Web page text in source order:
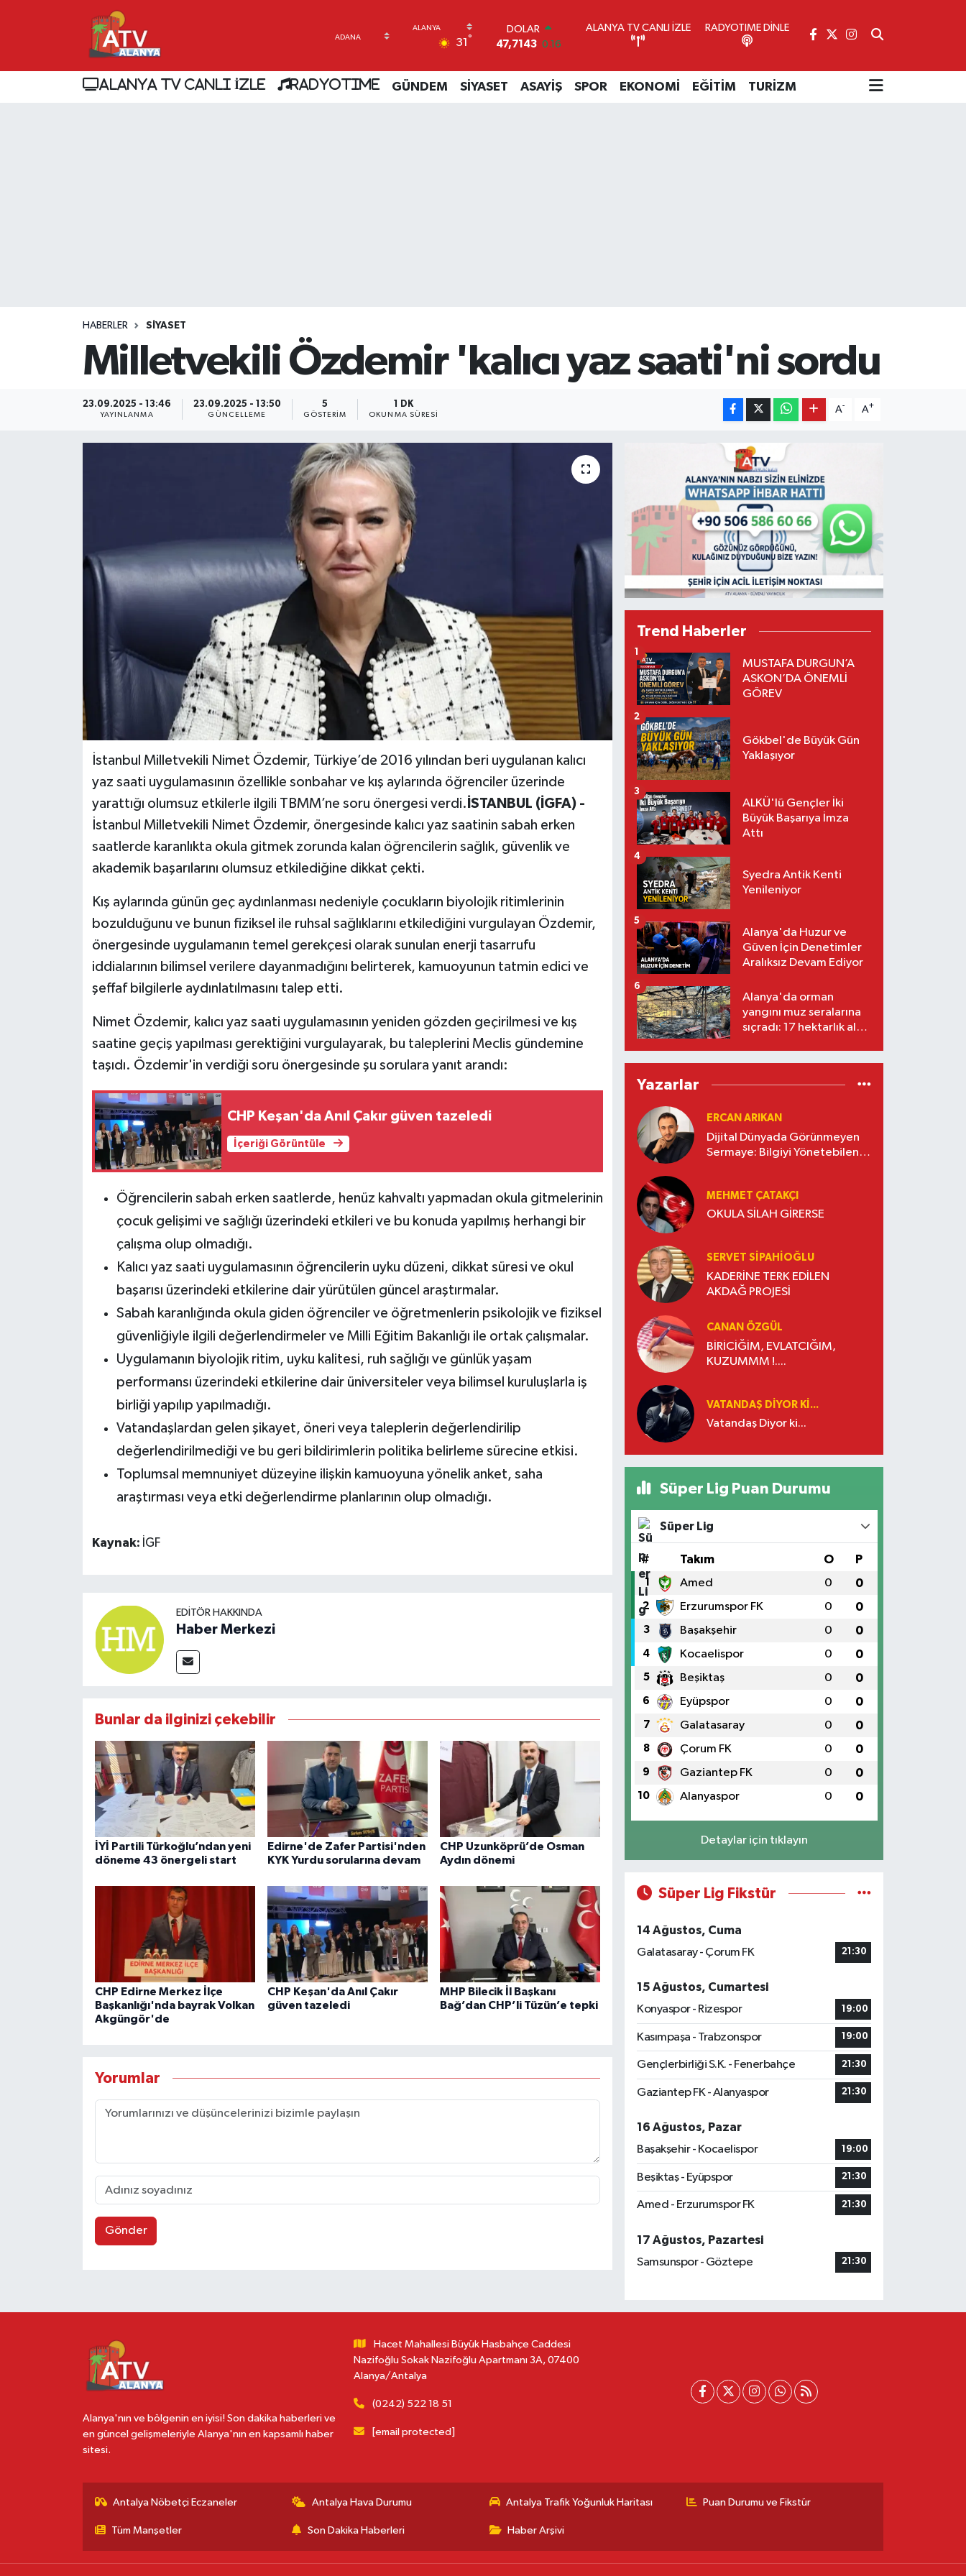
31 °
DOLAR
47,7143 0.16
55,0317 -0.02
STERLİN
ALANYA TV CANLI İZLE RADYOTIME DİNLE
ALANYA TV CANLI İZLE RADYOTIME GÜNDEM SİYASET ASAYİŞ SPOR EKONOMİ EĞİTİM TURİZM
HABERLER SİYASET
Milletvekili Özdemir 'kalıcı yaz saati'ni sordu
23.09.2025 - 13:46
YAYINLANMA
23.09.2025 - 13:50
GÜNCELLEME
5
GÖSTERIM
1 DK
OKUNMA SÜRESI
A- A+
İstanbul Milletvekili Nimet Özdemir, Türkiye’de 2016 yılından beri uygulanan kalıcı
yaz saati uygulamasının özellikle sonbahar ve kış aylarında öğrenciler üzerinde
yarattığı olumsuz etkilerle ilgili TBMM’ne soru önergesi verdi. İSTANBUL (İGFA) -
İstanbul Milletvekili Nimet Özdemir, önergesinde kalıcı yaz saatinin sabah erken
saatlerde karanlıkta okula gitmek zorunda kalan öğrencilerin sağlık, güvenlik ve
akademik başarılarını olumsuz etkilediğine dikkat çekti.
Kış aylarında günün geç aydınlanması nedeniyle çocukların biyolojik ritimlerinin
bozulduğunu ve bunun fiziksel ile ruhsal sağlıklarını etkilediğini vurgulayan Özdemir,
önergesinde uygulamanın temel gerekçesi olarak sunulan enerji tasarrufu
iddialarının bilimsel verilere dayanmadığını belirterek, kamuoyunun tatmin edici ve
şeffaf bilgilerle aydınlatılmasını talep etti.
Nimet Özdemir, kalıcı yaz saati uygulamasının yeniden gözden geçirilmesi ve kış
saatine geçiş yapılması gerektiğini vurgulayarak, bu taleplerini Meclis gündemine
taşıdı. Özdemir'in verdiği soru önergesinde şu sorulara yanıt arandı:
CHP Keşan'da Anıl Çakır güven tazeledi
İçeriği Görüntüle
Öğrencilerin sabah erken saatlerde, henüz kahvaltı yapmadan okula gitmelerinin
çocuk gelişimi ve sağlığı üzerindeki etkileri ve bu konuda yapılmış herhangi bir
çalışma olup olmadığı.
Kalıcı yaz saati uygulamasının öğrencilerin uyku düzeni, dikkat süresi ve okul
başarısı üzerindeki etkilerine dair yürütülen güncel araştırmalar.
Sabah karanlığında okula giden öğrenciler ve öğretmenlerin psikolojik ve fiziksel
güvenliğiyle ilgili değerlendirmeler ve Milli Eğitim Bakanlığı ile ortak çalışmalar.
Uygulamanın biyolojik ritim, uyku kalitesi, ruh sağlığı ve günlük yaşam
performansı üzerindeki etkilerine dair üniversiteler veya bilimsel kuruluşlarla iş
birliği yapılıp yapılmadığı.
Vatandaşlardan gelen şikayet, öneri veya taleplerin değerlendirilip
değerlendirilmediği ve bu geri bildirimlerin politika belirleme sürecine etkisi.
Toplumsal memnuniyet düzeyine ilişkin kamuoyuna yönelik anket, saha
araştırması veya etki değerlendirme planlarının olup olmadığı.
Kaynak: İGF
EDITÖR HAKKINDA
Haber Merkezi
Bunlar da ilginizi çekebilir
İYİ Partili Türkoğlu’ndan yeni
döneme 43 önergeli start
Edirne'de Zafer Partisi'nden
KYK Yurdu sorularına devam
CHP Uzunköprü’de Osman
Aydın dönemi
CHP Edirne Merkez İlçe
Başkanlığı'nda bayrak Volkan
Akgüngör'de
CHP Keşan'da Anıl Çakır
güven tazeledi
MHP Bilecik İl Başkanı
Bağ’dan CHP’li Tüzün’e tepki
Yorumlar
Gönder
Trend Haberler
MUSTAFA DURGUN’A
ASKON’DA ÖNEMLİ
GÖREV
1
Gökbel'de Büyük Gün
Yaklaşıyor
2
ALKÜ'lü Gençler İki
Büyük Başarıya İmza
Attı
3
Syedra Antik Kenti
Yenileniyor
4
Alanya'da Huzur ve
Güven İçin Denetimler
Aralıksız Devam Ediyor
5
Alanya'da orman
yangını muz seralarına
sıçradı: 17 hektarlık alan
6
Yazarlar
ERCAN ARIKAN
Dijital Dünyada Görünmeyen
Sermaye: Bilgiyi Yönetebilen
MEHMET ÇATAKÇI
OKULA SİLAH GİRERSE
SERVET SİPAHİOĞLU
KADERİNE TERK EDİLEN
AKDAĞ PROJESİ
CANAN ÖZGÜL
BİRİCİĞİM, EVLATCIĞIM,
KUZUMMM !....
VATANDAŞ DIYOR KI...
Vatandaş Diyor ki...
Süper Lig Puan Durumu
Süper Lig
# Takım O P
1 Amed 0 0
2 Erzurumspor FK 0 0
3 Başakşehir 0 0
4 Kocaelispor 0 0
5 Beşiktaş 0 0
6 Eyüpspor 0 0
7 Galatasaray 0 0
8 Çorum FK 0 0
9 Gaziantep FK 0 0
10 Alanyaspor 0 0
Detaylar için tıklayın
Süper Lig Fikstür
14 Ağustos, Cuma
Galatasaray - Çorum FK
21:30
15 Ağustos, Cumartesi
Konyaspor - Rizespor
19:00
Kasımpaşa - Trabzonspor 19:00
Gençlerbirliği S.K. - Fenerbahçe 21:30
Gaziantep FK - Alanyaspor 21:30
16 Ağustos, Pazar
Başakşehir - Kocaelispor
19:00
Beşiktaş - Eyüpspor 21:30
Amed - Erzurumspor FK 21:30
17 Ağustos, Pazartesi
Samsunspor - Göztepe
21:30
Alanya'nın ve bölgenin en iyisi! Son dakika haberleri ve
en güncel gelişmeleriyle Alanya'nın en kapsamlı haber
sitesi.
Hacet Mahallesi Büyük Hasbahçe Caddesi
Nazifoğlu Sokak Nazifoğlu Apartmanı 3A, 07400
Alanya/Antalya
(0242) 522 18 51
[email protected]
Antalya Nöbetçi Eczaneler Antalya Hava Durumu Antalya Trafik Yoğunluk Haritası Puan Durumu ve Fikstür
Tüm Manşetler Son Dakika Haberleri Haber Arşivi